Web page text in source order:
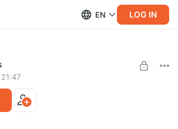
EN LOG IN